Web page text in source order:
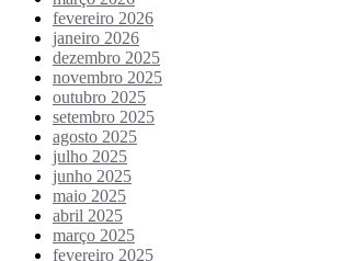
fevereiro 2026
janeiro 2026
dezembro 2025
novembro 2025
outubro 2025
setembro 2025
agosto 2025
julho 2025
junho 2025
maio 2025
abril 2025
março 2025
fevereiro 2025